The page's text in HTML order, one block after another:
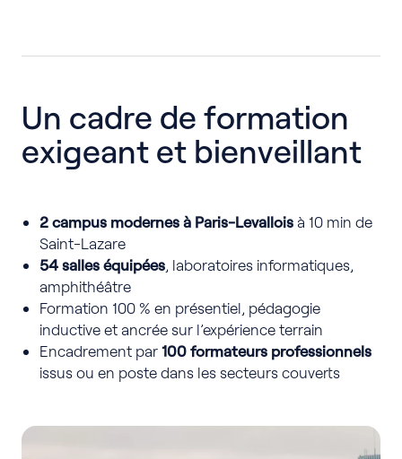
Un cadre de formation
exigeant et bienveillant
2 campus modernes à Paris-Levallois à 10 min de
Saint-Lazare
54 salles équipées , laboratoires informatiques,
amphithéâtre
Formation 100 % en présentiel, pédagogie
inductive et ancrée sur l’expérience terrain
Encadrement par 100 formateurs professionnels
issus ou en poste dans les secteurs couverts